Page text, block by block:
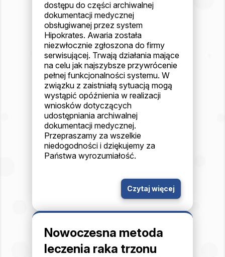
dostępu do części archiwalnej
dokumentacji medycznej
obsługiwanej przez system
Hipokrates. Awaria została
niezwłocznie zgłoszona do firmy
serwisującej. Trwają działania mające
na celu jak najszybsze przywrócenie
pełnej funkcjonalności systemu. W
związku z zaistniałą sytuacją mogą
wystąpić opóźnienia w realizacji
wniosków dotyczących
udostępniania archiwalnej
dokumentacji medycznej.
Przepraszamy za wszelkie
niedogodności i dziękujemy za
Państwa wyrozumiałość.
Czytaj więcej
Nowoczesna metoda
leczenia raka trzonu